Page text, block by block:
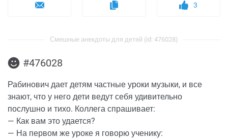
3
Смешные анекдоты для детей (id: 476028)
#476028
Рабинович дает детям частные уроки музыки, и все
знают, что у него дети ведут себя удивительно
послушно и тихо. Коллега спрашивает:
— Как вам это удается?
— На первом же уроке я говорю ученику: